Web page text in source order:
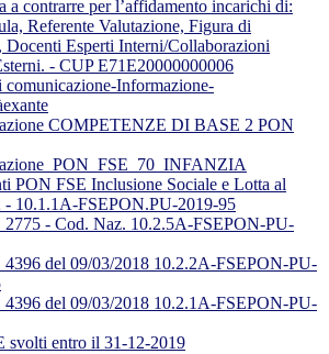
a contrarre per l’affidamento incarichi di:
Referente Valutazione, Figura di
Docenti Esperti Interni/Collaborazioni
- CUP E71E20000000006
Informazione-
COMPETENZE DI BASE 2 PON
PON FSE Inclusione Sociale e Lotta al
- 10.1.1A-FSEPON.PU-2019-95
2775 - Cod. Naz. 10.2.5A-FSEPON-PU-
del 09/03/2018 10.2.2A-FSEPON-PU-
del 09/03/2018 10.2.1A-FSEPON-PU-
svolti entro il 31-12-2019